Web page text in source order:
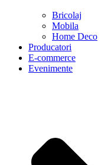
Bricolaj
Mobila
Home Deco
Producatori
E-commerce
Evenimente